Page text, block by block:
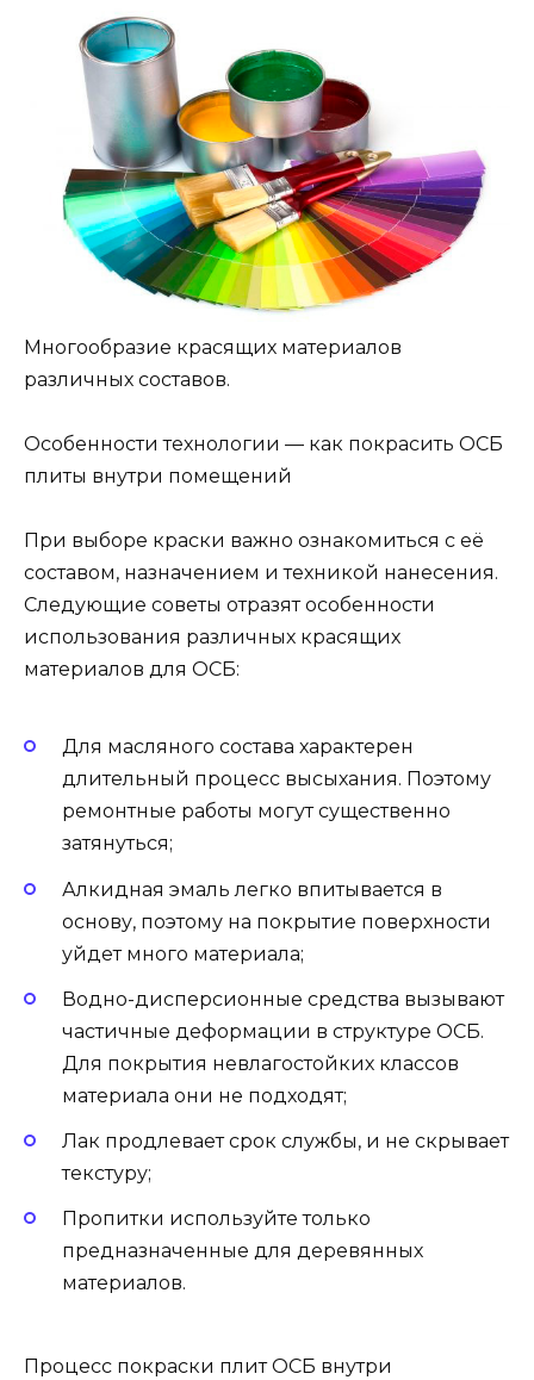
Многообразие красящих материалов
различных составов.
Особенности технологии — как покрасить ОСБ
плиты внутри помещений
При выборе краски важно ознакомиться с её
составом, назначением и техникой нанесения.
Следующие советы отразят особенности
использования различных красящих
материалов для ОСБ:
Для масляного состава характерен
длительный процесс высыхания. Поэтому
ремонтные работы могут существенно
затянуться;
Алкидная эмаль легко впитывается в
основу, поэтому на покрытие поверхности
уйдет много материала;
Водно-дисперсионные средства вызывают
частичные деформации в структуре ОСБ.
Для покрытия невлагостойких классов
материала они не подходят;
Лак продлевает срок службы, и не скрывает
текстуру;
Пропитки используйте только
предназначенные для деревянных
материалов.
Процесс покраски плит ОСБ внутри